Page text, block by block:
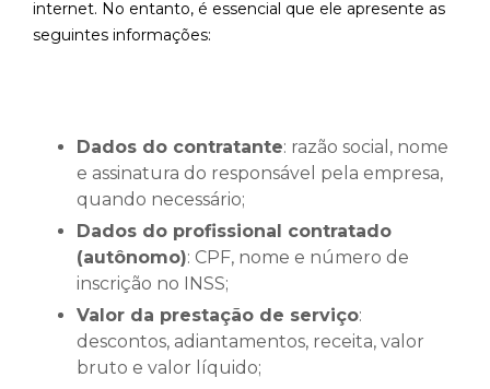
internet. No entanto, é essencial que ele apresente as
seguintes informações:
Dados do contratante: razão social, nome
e assinatura do responsável pela empresa,
quando necessário;
Dados do profissional contratado
(autônomo): CPF, nome e número de
inscrição no INSS;
Valor da prestação de serviço:
descontos, adiantamentos, receita, valor
bruto e valor líquido;